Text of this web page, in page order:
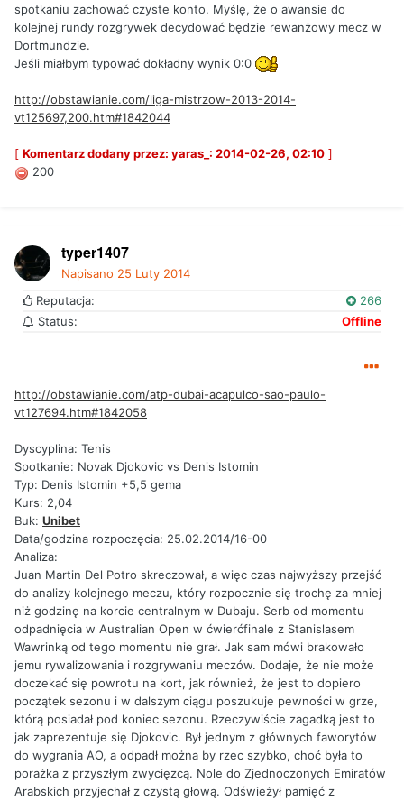
spotkaniu zachować czyste konto. Myślę, że o awansie do
kolejnej rundy rozgrywek decydować będzie rewanżowy mecz w
Dortmundzie.
Jeśli miałbym typować dokładny wynik 0:0
http://obstawianie.com/liga-mistrzow-2013-2014-
vt125697,200.htm#1842044
[ Komentarz dodany przez: yaras_: 2014-02-26, 02:10 ]
200
typer1407
Napisano 25 Luty 2014
Reputacja:
266
Status:
Offline
http://obstawianie.com/atp-dubai-acapulco-sao-paulo-
vt127694.htm#1842058
Dyscyplina: Tenis
Spotkanie: Novak Djokovic vs Denis Istomin
Typ: Denis Istomin +5,5 gema
Kurs: 2,04
Buk: Unibet
Data/godzina rozpoczęcia: 25.02.2014/16-00
Analiza:
Juan Martin Del Potro skreczował, a więc czas najwyższy przejść
do analizy kolejnego meczu, który rozpocznie się trochę za mniej
niż godzinę na korcie centralnym w Dubaju. Serb od momentu
odpadnięcia w Australian Open w ćwierćfinale z Stanislasem
Wawrinką od tego momentu nie grał. Jak sam mówi brakowało
jemu rywalizowania i rozgrywaniu meczów. Dodaje, że nie może
doczekać się powrotu na kort, jak również, że jest to dopiero
początek sezonu i w dalszym ciągu poszukuje pewności w grze,
którą posiadał pod koniec sezonu. Rzeczywiście zagadką jest to
jak zaprezentuje się Djokovic. Był jednym z głównych faworytów
do wygrania AO, a odpadł można by rzec szybko, choć była to
porażka z przyszłym zwycięzcą. Nole do Zjednoczonych Emiratów
Arabskich przyjechał z czystą głową. Odświeżył pamięć z